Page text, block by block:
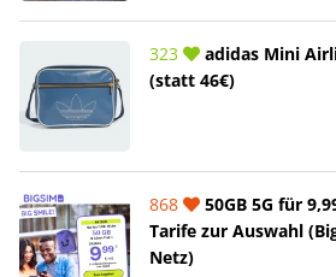
323
adidas Mini
(statt 46€)
868
50GB 5G für
Tarife zur Auswahl
Netz)